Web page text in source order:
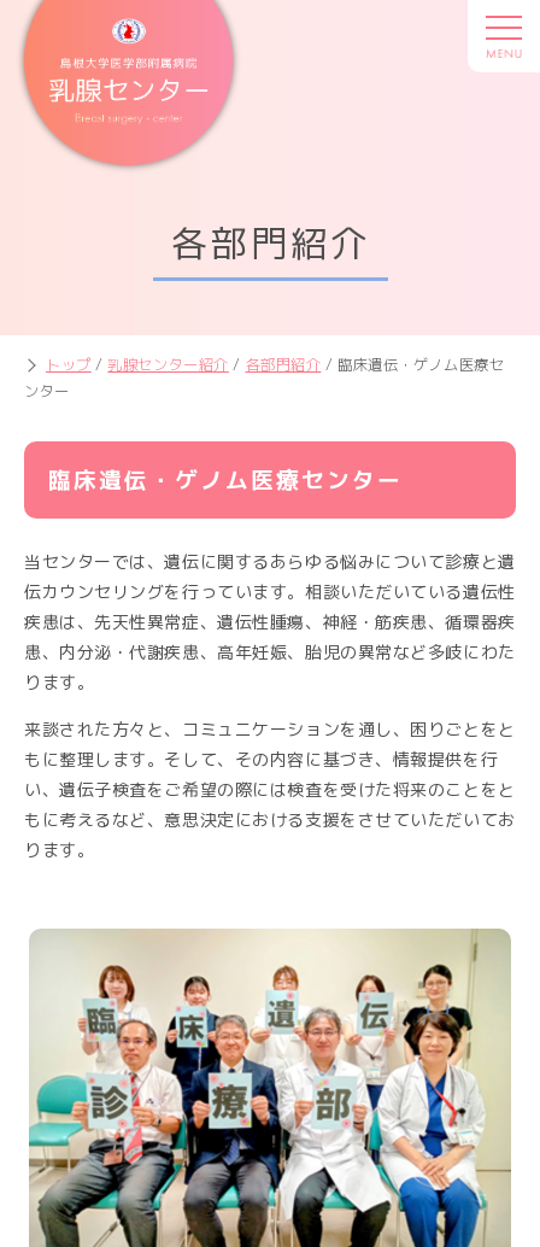
各部門紹介
トップ /乳腺センター紹介 / 各部門紹介 / 臨床遺伝・ゲノム医療セ
ンター
臨床遺伝・ゲノム医療センター
当センターでは、遺伝に関するあらゆる悩みについて診療と遺
伝カウンセリングを行っています。相談いただいている遺伝性
疾患は、先天性異常症、遺伝性腫瘍、神経・筋疾患、循環器疾
患、内分泌・代謝疾患、高年妊娠、胎児の異常など多岐にわた
ります。
来談された方々と、コミュニケーションを通し、困りごとをと
もに整理します。そして、その内容に基づき、情報提供を行
い、遺伝子検査をご希望の際には検査を受けた将来のことをと
もに考えるなど、意思決定における支援をさせていただいてお
ります。